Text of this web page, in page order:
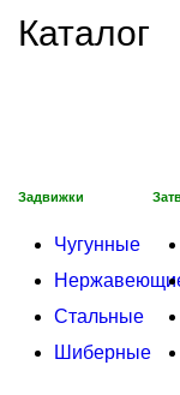
Каталог
Задвижки
Чугунные
Стальные
Шиберные